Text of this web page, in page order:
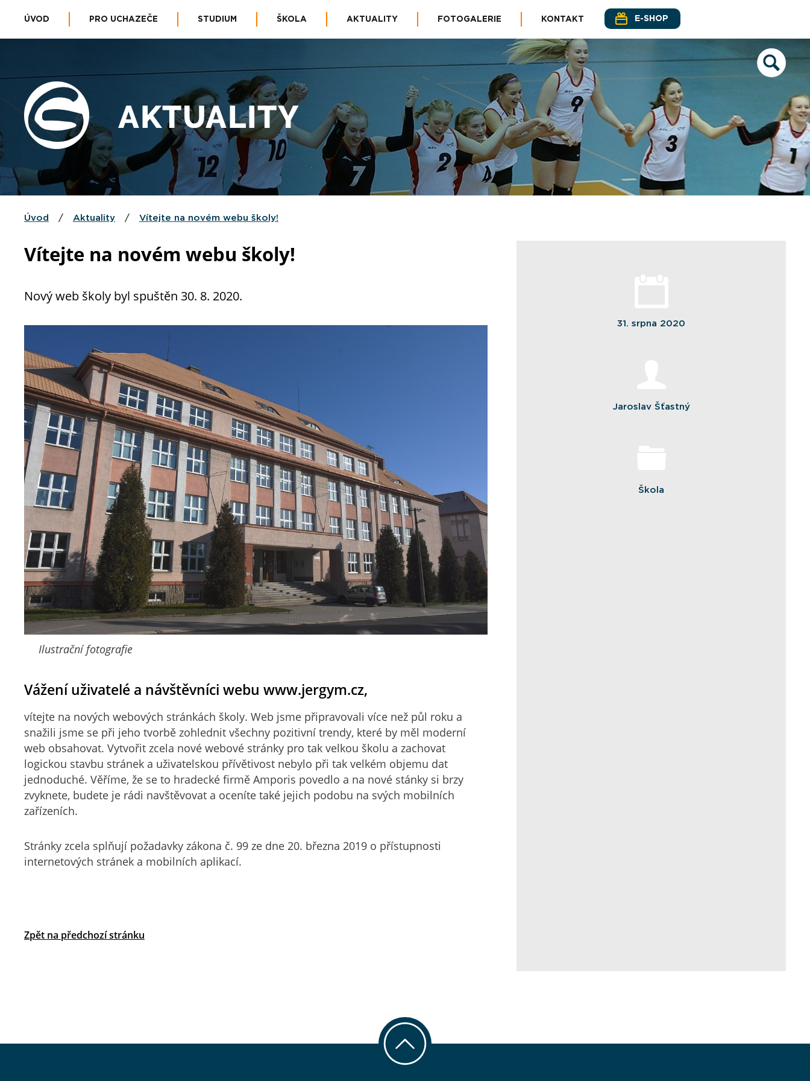
ÚVOD PRO UCHAZEČE STUDIUM ŠKOLA AKTUALITY FOTOGALERIE KONTAKT E-SHOP
AKTUALITY
Úvod / Aktuality / Vítejte na novém webu školy!
Vítejte na novém webu školy!
Nový web školy byl spuštěn 30. 8. 2020.
Ilustrační fotografie
Vážení uživatelé a návštěvníci webu www.jergym.cz,
vítejte na nových webových stránkách školy. Web jsme připravovali více než půl roku a
snažili jsme se při jeho tvorbě zohlednit všechny pozitivní trendy, které by měl moderní
web obsahovat. Vytvořit zcela nové webové stránky pro tak velkou školu a zachovat
logickou stavbu stránek a uživatelskou přívětivost nebylo při tak velkém objemu dat
jednoduché. Věříme, že se to hradecké firmě Amporis povedlo a na nové stánky si brzy
zvyknete, budete je rádi navštěvovat a oceníte také jejich podobu na svých mobilních
zařízeních.
Stránky zcela splňují požadavky zákona č. 99 ze dne 20. března 2019 o přístupnosti
internetových stránek a mobilních aplikací.
Zpět na předchozí stránku
31. srpna 2020
Jaroslav Šťastný
Škola